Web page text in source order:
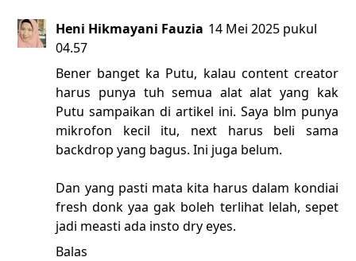
Heni Hikmayani Fauzia 14 Mei 2025 pukul
04.57
Bener banget ka Putu, kalau content creator
harus punya tuh semua alat alat yang kak
Putu sampaikan di artikel ini. Saya blm punya
mikrofon kecil itu, next harus beli sama
backdrop yang bagus. Ini juga belum.
Dan yang pasti mata kita harus dalam kondiai
fresh donk yaa gak boleh terlihat lelah, sepet
jadi measti ada insto dry eyes.
Balas